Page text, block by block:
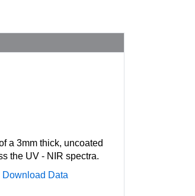
a 3mm thick, uncoated
the UV - NIR spectra.
Data